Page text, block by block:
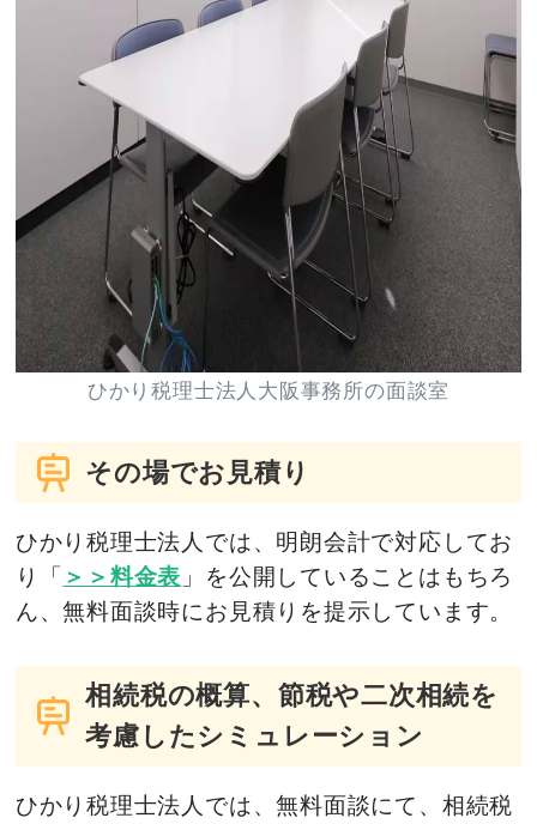
ひかり税理士法人大阪事務所の面談室
その場でお見積り
ひかり税理士法人では、明朗会計で対応してお
り「 ＞＞料金表 」を公開していることはもちろ
ん、無料面談時にお見積りを提示しています。
相続税の概算、節税や二次相続を
考慮したシミュレーション
ひかり税理士法人では、無料面談にて、相続税